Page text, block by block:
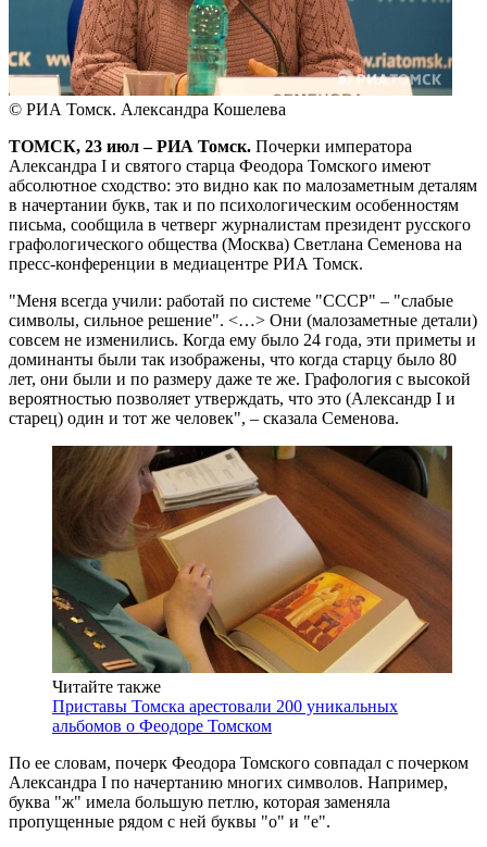
© РИА Томск. Александра Кошелева
ТОМСК, 23 июл – РИА Томск. Почерки императора
Александра I и святого старца Феодора Томского имеют
абсолютное сходство: это видно как по малозаметным деталям
в начертании букв, так и по психологическим особенностям
письма, сообщила в четверг журналистам президент русского
графологического общества (Москва) Светлана Семенова на
пресс-конференции в медиацентре РИА Томск.
"Меня всегда учили: работай по системе "СССР" – "слабые
символы, сильное решение". <…> Они (малозаметные детали)
совсем не изменились. Когда ему было 24 года, эти приметы и
доминанты были так изображены, что когда старцу было 80
лет, они были и по размеру даже те же. Графология с высокой
вероятностью позволяет утверждать, что это (Александр I и
старец) один и тот же человек", – сказала Семенова.
Читайте также
Приставы Томска арестовали 200 уникальных
альбомов о Феодоре Томском
По ее словам, почерк Феодора Томского совпадал с почерком
Александра I по начертанию многих символов. Например,
буква "ж" имела большую петлю, которая заменяла
пропущенные рядом с ней буквы "о" и "е".